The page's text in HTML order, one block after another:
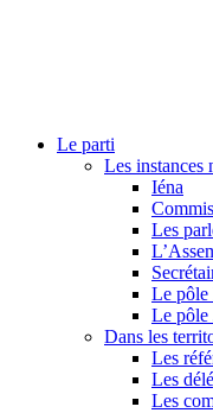
Le parti
Les instances
Iéna
Les
Le pôle
Le pôle
Dans les
Les
Les
Les